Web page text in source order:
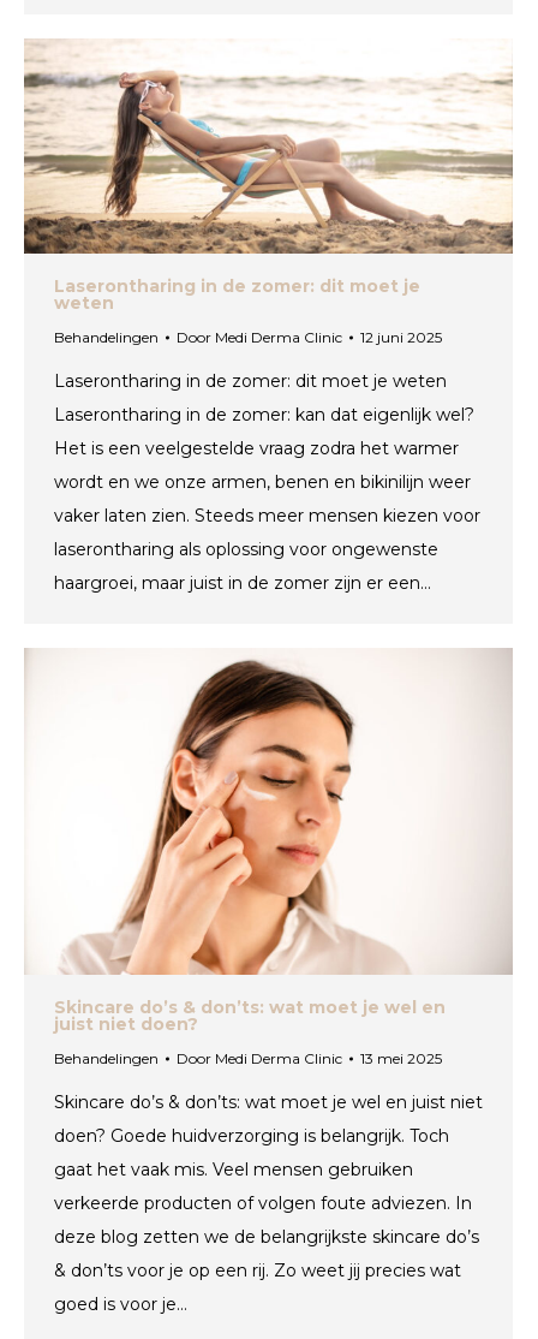
Laserontharing in de zomer: dit moet je
weten
Behandelingen Door Medi Derma Clinic 12 juni 2025
Laserontharing in de zomer: dit moet je weten
Laserontharing in de zomer: kan dat eigenlijk wel?
Het is een veelgestelde vraag zodra het warmer
wordt en we onze armen, benen en bikinilijn weer
vaker laten zien. Steeds meer mensen kiezen voor
laserontharing als oplossing voor ongewenste
haargroei, maar juist in de zomer zijn er een…
Skincare do’s & don’ts: wat moet je wel en
juist niet doen?
Behandelingen Door Medi Derma Clinic 13 mei 2025
Skincare do’s & don’ts: wat moet je wel en juist niet
doen? Goede huidverzorging is belangrijk. Toch
gaat het vaak mis. Veel mensen gebruiken
verkeerde producten of volgen foute adviezen. In
deze blog zetten we de belangrijkste skincare do’s
& don’ts voor je op een rij. Zo weet jij precies wat
goed is voor je…